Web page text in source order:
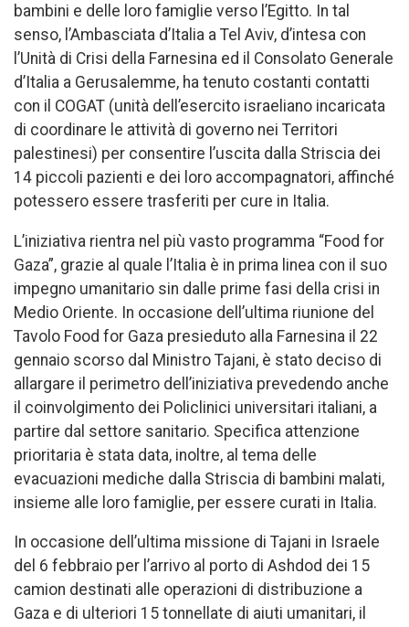
bambini e delle loro famiglie verso l’Egitto. In tal
senso, l’Ambasciata d’Italia a Tel Aviv, d’intesa con
l’Unità di Crisi della Farnesina ed il Consolato Generale
d’Italia a Gerusalemme, ha tenuto costanti contatti
con il COGAT (unità dell’esercito israeliano incaricata
di coordinare le attività di governo nei Territori
palestinesi) per consentire l’uscita dalla Striscia dei
14 piccoli pazienti e dei loro accompagnatori, affinché
potessero essere trasferiti per cure in Italia.
L’iniziativa rientra nel più vasto programma “Food for
Gaza”, grazie al quale l’Italia è in prima linea con il suo
impegno umanitario sin dalle prime fasi della crisi in
Medio Oriente. In occasione dell’ultima riunione del
Tavolo Food for Gaza presieduto alla Farnesina il 22
gennaio scorso dal Ministro Tajani, è stato deciso di
allargare il perimetro dell’iniziativa prevedendo anche
il coinvolgimento dei Policlinici universitari italiani, a
partire dal settore sanitario. Specifica attenzione
prioritaria è stata data, inoltre, al tema delle
evacuazioni mediche dalla Striscia di bambini malati,
insieme alle loro famiglie, per essere curati in Italia.
In occasione dell’ultima missione di Tajani in Israele
del 6 febbraio per l’arrivo al porto di Ashdod dei 15
camion destinati alle operazioni di distribuzione a
Gaza e di ulteriori 15 tonnellate di aiuti umanitari, il